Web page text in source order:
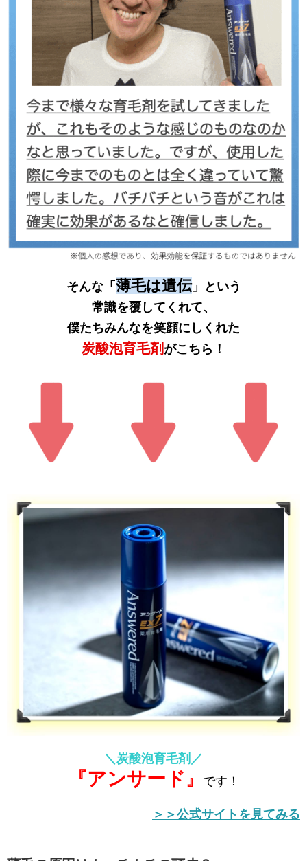
そんな「 薄毛は遺伝」という
常識を覆してくれて、
僕たちみんなを笑顔にしくれた
炭酸泡育毛剤 がこちら！
＼炭酸泡育毛剤／
『アンサード』 です！
＞＞公式サイトを見てみる